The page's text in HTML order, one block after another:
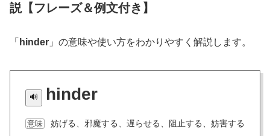
説【フレーズ＆例文付き】
「 hinder 」の意味や使い方をわかりやすく解説します。
hinder
意味 妨げる、邪魔する、遅らせる、阻止する、妨害する